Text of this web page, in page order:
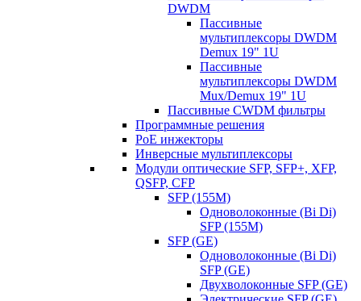
DWDM
Пассивные
мультиплексоры DWDM
Demux 19" 1U
Пассивные
мультиплексоры DWDM
Mux/Demux 19" 1U
Пассивные CWDM фильтры
Программные решения
PoE инжекторы
Инверсные мультиплексоры
Модули оптические SFP, SFP+, XFP,
QSFP, CFP
SFP (155M)
Одноволоконные (Bi Di)
SFP (155M)
SFP (GE)
Одноволоконные (Bi Di)
SFP (GE)
Двухволоконные SFP (GE)